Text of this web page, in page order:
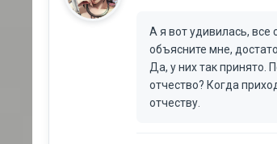
А я вот удивилась, все
объясните мне,
Да, у них так принято.
отчество? Когда
отчеству.